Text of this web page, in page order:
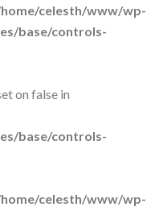
celesth/www/wp-
base/controls-
on false in
base/controls-
celesth/www/wp-